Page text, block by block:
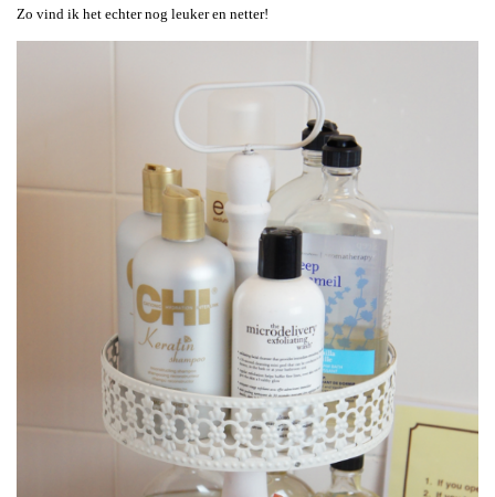
Zo vind ik het echter nog leuker en netter!